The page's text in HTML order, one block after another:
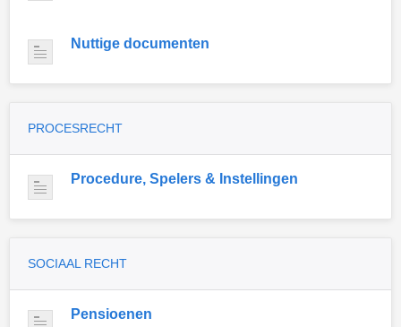
Nuttige documenten
PROCESRECHT
Procedure, Spelers & Instellingen
SOCIAAL RECHT
Pensioenen